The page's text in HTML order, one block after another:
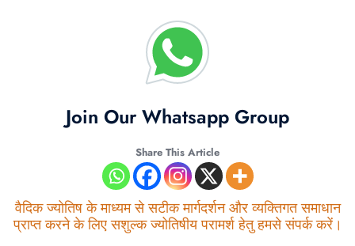
Join Our Whatsapp Group
Share This Article
वैदिक ज्योतिष के माध्यम से सटीक मार्गदर्शन और व्यक्तिगत समाधान
प्राप्त करने के लिए सशुल्क ज्योतिषीय परामर्श हेतु हमसे संपर्क करें।